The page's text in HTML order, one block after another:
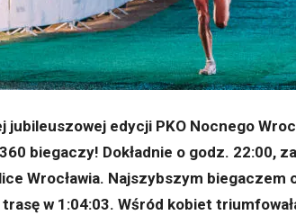
jubileuszowej edycji PKO Nocnego
biegaczy! Dokładnie o godz. 22:00,
Wrocławia. Najszybszym biegaczem
w 1:04:03. Wśród kobiet